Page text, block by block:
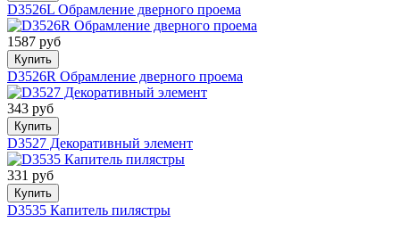
D3526L Обрамление дверного проема
1587 руб
Купить
D3526R Обрамление дверного проема
343 руб
Купить
D3527 Декоративный элемент
331 руб
Купить
D3535 Капитель пилястры